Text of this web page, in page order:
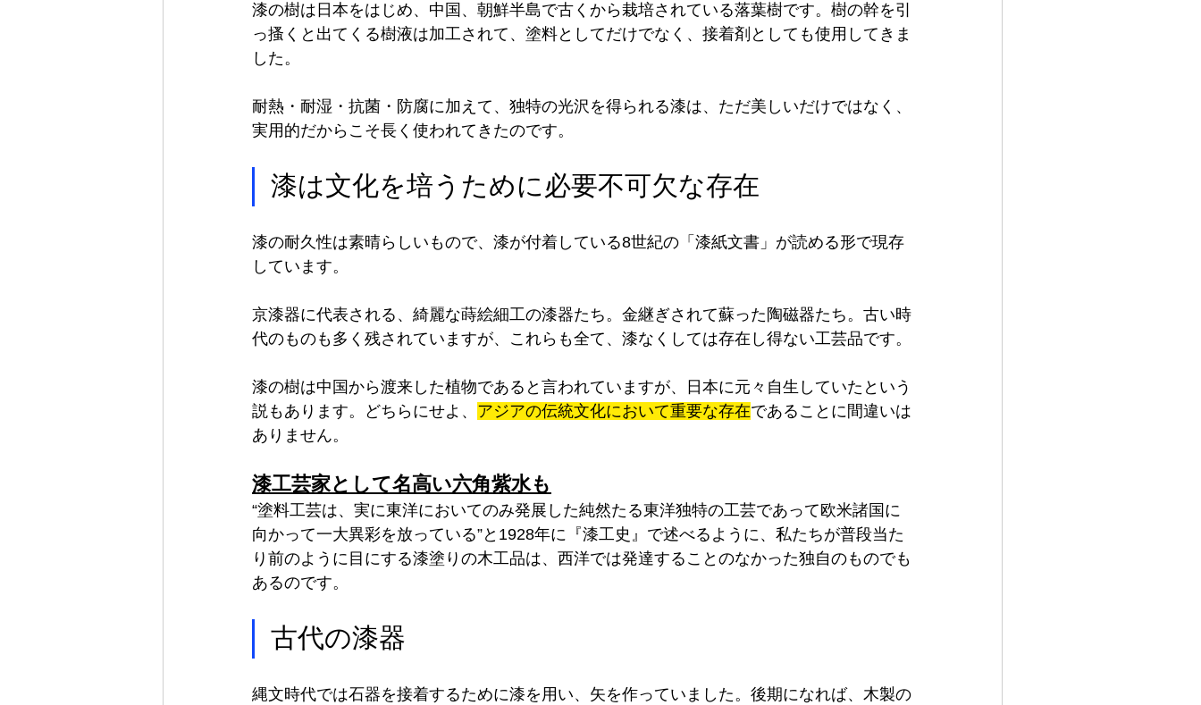
漆の樹は日本をはじめ、中国、朝鮮半島で古くから栽培されている落葉樹です。樹の幹を引
っ搔くと出てくる樹液は加工されて、塗料としてだけでなく、接着剤としても使用してきま
した。
耐熱・耐湿・抗菌・防腐に加えて、独特の光沢を得られる漆は、ただ美しいだけではなく、
実用的だからこそ長く使われてきたのです。
漆は文化を培うために必要不可欠な存在
漆の耐久性は素晴らしいもので、漆が付着している8世紀の「漆紙文書」が読める形で現存
しています。
京漆器に代表される、綺麗な蒔絵細工の漆器たち。金継ぎされて蘇った陶磁器たち。古い時
代のものも多く残されていますが、これらも全て、漆なくしては存在し得ない工芸品です。
漆の樹は中国から渡来した植物であると言われていますが、日本に元々自生していたという
説もあります。どちらにせよ、 アジアの伝統文化において重要な存在であることに間違いは
ありません。
漆工芸家として名高い六角紫水も
“塗料工芸は、実に東洋においてのみ発展した純然たる東洋独特の工芸であって欧米諸国に
向かって一大異彩を放っている”と1928年に『漆工史』で述べるように、私たちが普段当た
り前のように目にする漆塗りの木工品は、西洋では発達することのなかった独自のものでも
あるのです。
古代の漆器
縄文時代では石器を接着するために漆を用い、矢を作っていました。後期になれば、木製の